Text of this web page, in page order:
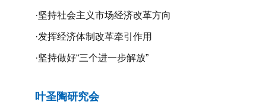
·坚持社会主义市场经济改革方向
·发挥经济体制改革牵引作用
·坚持做好“三个进一步解放”
叶圣陶研究会